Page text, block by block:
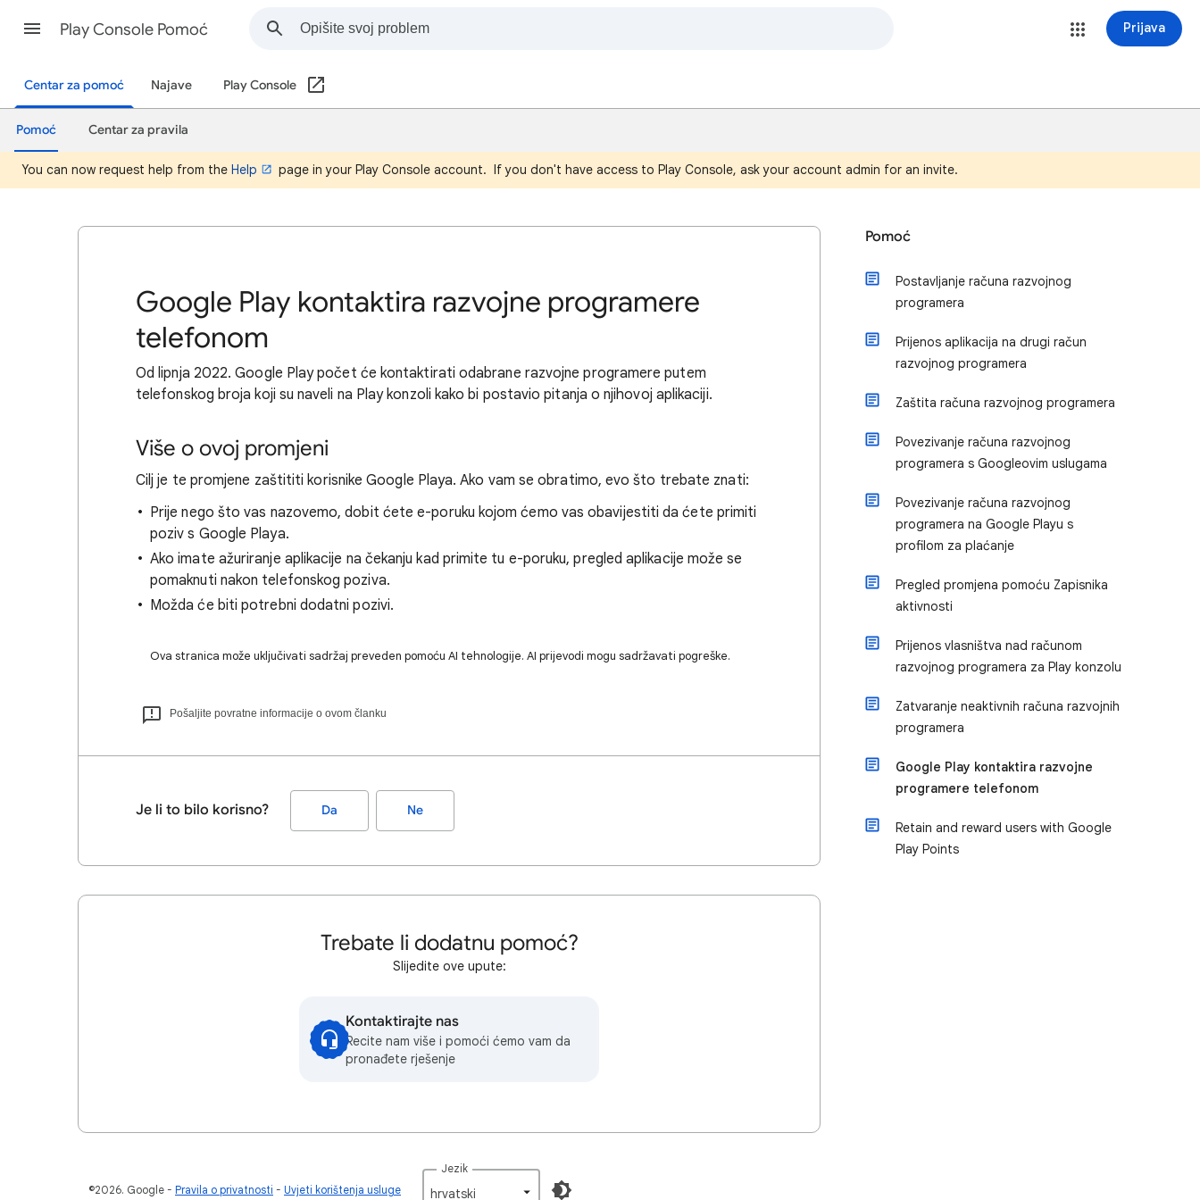
Play Console Pomoć Prijava
Centar za pomoć Najave Play Console
Pomoć Centar za pravila
You can now request help from the Help page in your Play Console account. If you don't have access to Play Console, ask your account admin for an invite.
Google Play kontaktira razvojne programere
telefonom
Od lipnja 2022. Google Play počet će kontaktirati odabrane razvojne programere putem
telefonskog broja koji su naveli na Play konzoli kako bi postavio pitanja o njihovoj aplikaciji.
Više o ovoj promjeni
Cilj je te promjene zaštititi korisnike Google Playa. Ako vam se obratimo, evo što trebate znati:
Prije nego što vas nazovemo, dobit ćete e-poruku kojom ćemo vas obavijestiti da ćete primiti
poziv s Google Playa.
Ako imate ažuriranje aplikacije na čekanju kad primite tu e-poruku, pregled aplikacije može se
pomaknuti nakon telefonskog poziva.
Možda će biti potrebni dodatni pozivi.
Ova stranica može uključivati sadržaj preveden pomoću AI tehnologije. AI prijevodi mogu sadržavati pogreške.
Pošaljite povratne informacije o ovom članku
Je li to bilo korisno? Da Ne
Trebate li dodatnu pomoć?
Slijedite ove upute:
Kontaktirajte nas
Recite nam više i pomoći ćemo vam da
pronađete rješenje
Pomoć
Postavljanje računa razvojnog
programera
Prijenos aplikacija na drugi račun
razvojnog programera
Zaštita računa razvojnog programera
Povezivanje računa razvojnog
programera s Googleovim uslugama
Povezivanje računa razvojnog
programera na Google Playu s
profilom za plaćanje
Pregled promjena pomoću Zapisnika
aktivnosti
Prijenos vlasništva nad računom
razvojnog programera za Play konzolu
Zatvaranje neaktivnih računa razvojnih
programera
Google Play kontaktira razvojne
programere telefonom
Retain and reward users with Google
Play Points
©2026. Google Pravila o privatnosti Uvjeti korištenja usluge
Jezik
hrvatski‎